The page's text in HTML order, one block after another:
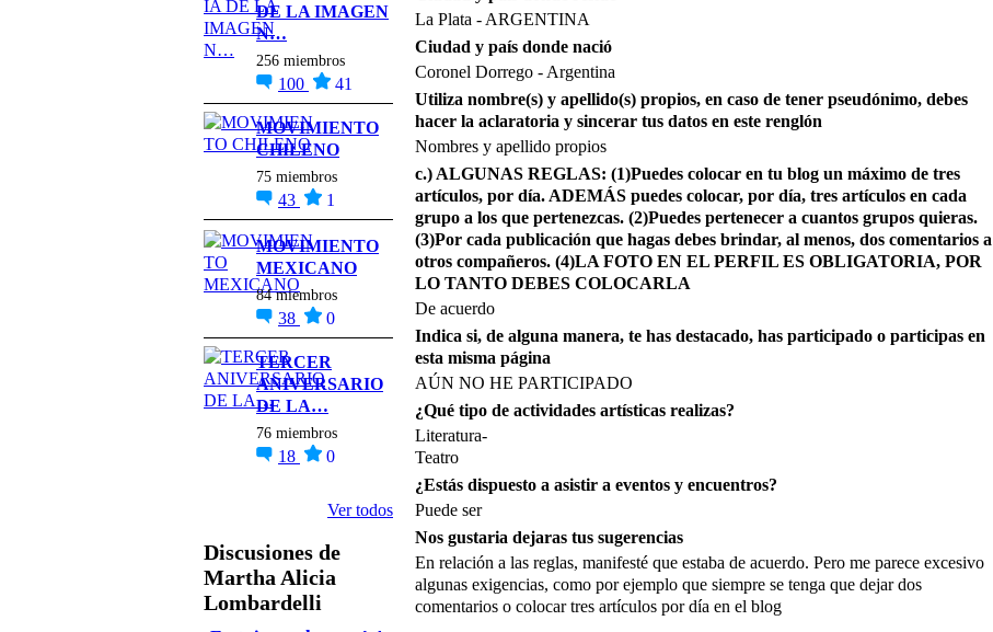
DE LA IMAGEN
N…
256 miembros
100 41
MOVIMIENTO
CHILENO
75 miembros
43 1
MOVIMIENTO
MEXICANO
84 miembros
38 0
TERCER
ANIVERSARIO
DE LA…
76 miembros
18 0
Ver todos
Discusiones de
Martha Alicia
Lombardelli
La Plata - ARGENTINA
Ciudad y país donde nació
Coronel Dorrego - Argentina
Utiliza nombre(s) y apellido(s) propios, en caso de tener pseudónimo, debes
hacer la aclaratoria y sincerar tus datos en este renglón
Nombres y apellido propios
c.) ALGUNAS REGLAS: (1)Puedes colocar en tu blog un máximo de tres
artículos, por día. ADEMÁS puedes colocar, por día, tres artículos en cada
grupo a los que pertenezcas. (2)Puedes pertenecer a cuantos grupos quieras.
(3)Por cada publicación que hagas debes brindar, al menos, dos comentarios a
otros compañeros. (4)LA FOTO EN EL PERFIL ES OBLIGATORIA, POR
LO TANTO DEBES COLOCARLA
De acuerdo
Indica si, de alguna manera, te has destacado, has participado o participas en
esta misma página
AÚN NO HE PARTICIPADO
¿Qué tipo de actividades artísticas realizas?
Literatura-
Teatro
¿Estás dispuesto a asistir a eventos y encuentros?
Puede ser
Nos gustaria dejaras tus sugerencias
En relación a las reglas, manifesté que estaba de acuerdo. Pero me parece excesivo
algunas exigencias, como por ejemplo que siempre se tenga que dejar dos
comentarios o colocar tres artículos por día en el blog